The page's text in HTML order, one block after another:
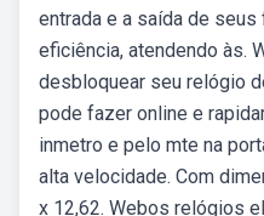
entrada e a saída de
eficiência, atendendo às.
desbloquear seu relógio
pode fazer online e
inmetro e pelo mte na
alta velocidade. Com
x 12,62. Webos relógios